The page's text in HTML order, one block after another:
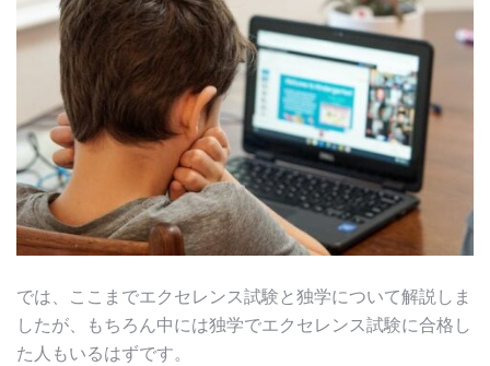
では、ここまでエクセレンス試験と独学について解説しま
したが、もちろん中には独学でエクセレンス試験に合格し
た人もいるはずです。